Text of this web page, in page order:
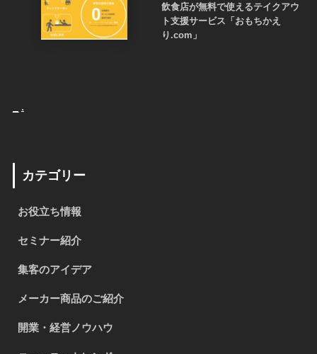
飲食店が無料で使えるテイクアウ
ト支援サービス「おもちかえ
り.com」
.
カテゴリー
お役立ち情報
セミナー紹介
集客のアイデア
メーカー商品のご紹介
開業・経営ノウハウ